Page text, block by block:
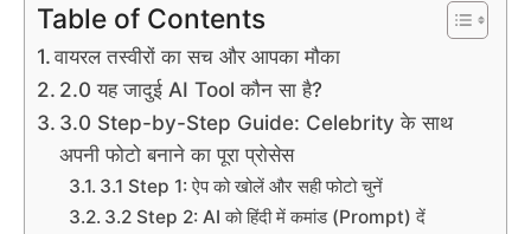
Table of Contents
वायरल तस्वीरों का सच और आपका मौका
2.0 यह जादुई AI Tool कौन सा है?
3.0 Step-by-Step Guide: Celebrity के साथ
अपनी फोटो बनाने का पूरा प्रोसेस
3.1 Step 1: ऐप को खोलें और सही फोटो चुनें
3.2 Step 2: AI को हिंदी में कमांड (Prompt) दें